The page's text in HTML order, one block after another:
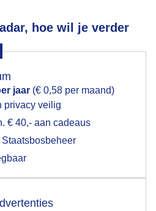
hoe wil je verder
jaar (€ 0,58 per maand)
privacy veilig
€ 40,- aan cadeaus
geduld aub...
gebruiken voor het
akkoord op hebt gegeven,
up uit je browser waarin
toon de popup